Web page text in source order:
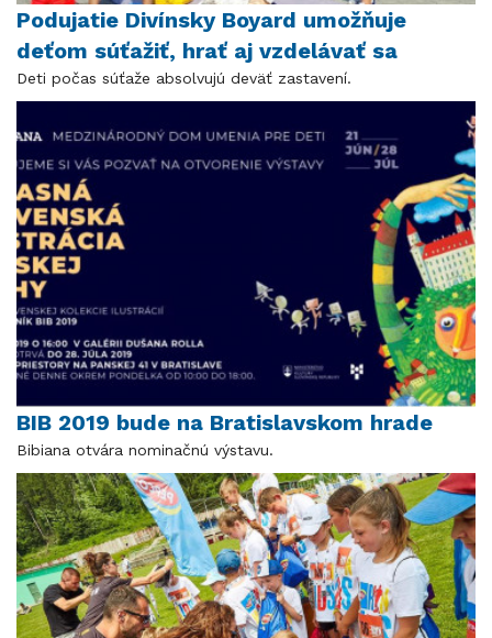
Podujatie Divínsky Boyard umožňuje
deťom súťažiť, hrať aj vzdelávať sa
Deti počas súťaže absolvujú deväť zastavení.
BIB 2019 bude na Bratislavskom hrade
Bibiana otvára nominačnú výstavu.